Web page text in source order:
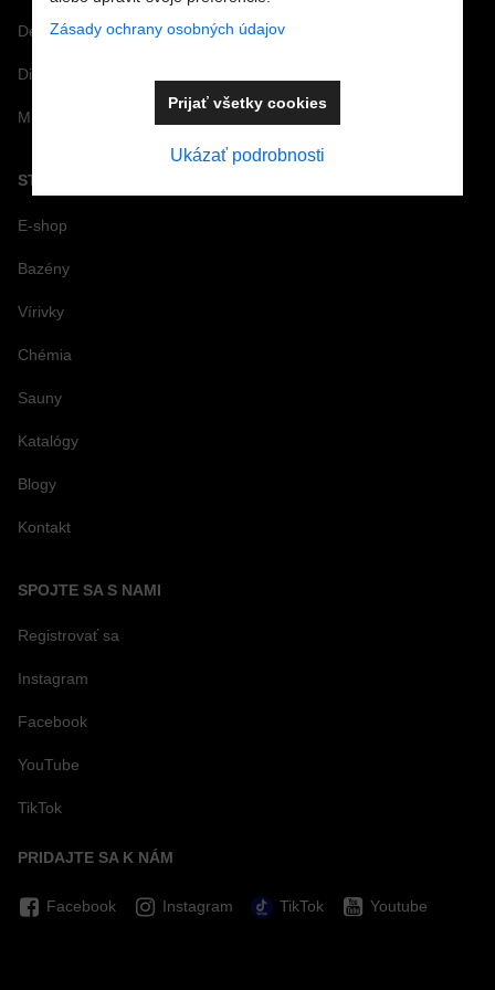
Dezinfekcia nôh pre bazény a kúpaliská
Dizajnové doplnky k bazénom
Minimarket
STRÁNKY
E-shop
Bazény
Vírivky
Chémia
Sauny
Katalógy
Blogy
Kontakt
SPOJTE SA S NAMI
Registrovať sa
Instagram
Facebook
YouTube
TikTok
PRIDAJTE SA K NÁM
Facebook Instagram TikTok Youtube
Zásady ochrany osobných údajov
Ukázať podrobnosti
Prijať všetky cookies